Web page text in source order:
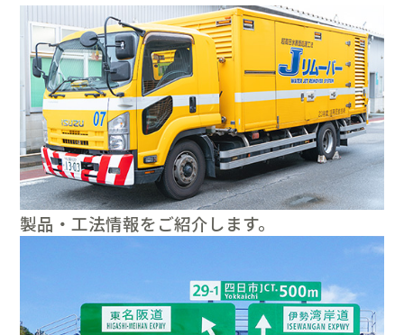
製品・工法情報をご紹介します。